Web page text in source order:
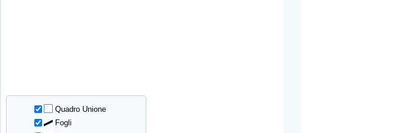
Quadro Unione
Fogli